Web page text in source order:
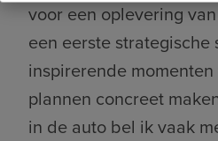
voor een oplevering
een eerste strategische
inspirerende
plannen concreet
in de auto bel ik vaak